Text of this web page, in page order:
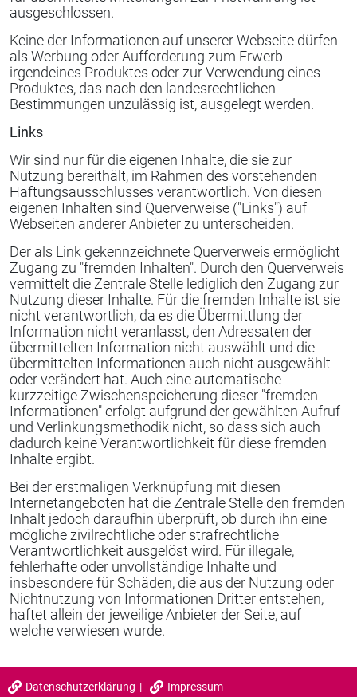
ausgeschlossen.
Keine der Informationen auf unserer Webseite dürfen
als Werbung oder Aufforderung zum Erwerb
irgendeines Produktes oder zur Verwendung eines
Produktes, das nach den landesrechtlichen
Bestimmungen unzulässig ist, ausgelegt werden.
Links
Wir sind nur für die eigenen Inhalte, die sie zur
Nutzung bereithält, im Rahmen des vorstehenden
Haftungsausschlusses verantwortlich. Von diesen
eigenen Inhalten sind Querverweise ("Links") auf
Webseiten anderer Anbieter zu unterscheiden.
Der als Link gekennzeichnete Querverweis ermöglicht
Zugang zu "fremden Inhalten". Durch den Querverweis
vermittelt die Zentrale Stelle lediglich den Zugang zur
Nutzung dieser Inhalte. Für die fremden Inhalte ist sie
nicht verantwortlich, da es die Übermittlung der
Information nicht veranlasst, den Adressaten der
übermittelten Information nicht auswählt und die
übermittelten Informationen auch nicht ausgewählt
oder verändert hat. Auch eine automatische
kurzzeitige Zwischenspeicherung dieser "fremden
Informationen" erfolgt aufgrund der gewählten Aufruf-
und Verlinkungsmethodik nicht, so dass sich auch
dadurch keine Verantwortlichkeit für diese fremden
Inhalte ergibt.
Bei der erstmaligen Verknüpfung mit diesen
Internetangeboten hat die Zentrale Stelle den fremden
Inhalt jedoch daraufhin überprüft, ob durch ihn eine
mögliche zivilrechtliche oder strafrechtliche
Verantwortlichkeit ausgelöst wird. Für illegale,
fehlerhafte oder unvollständige Inhalte und
insbesondere für Schäden, die aus der Nutzung oder
Nichtnutzung von Informationen Dritter entstehen,
haftet allein der jeweilige Anbieter der Seite, auf
welche verwiesen wurde.
Datenschutzerklärung Impressum